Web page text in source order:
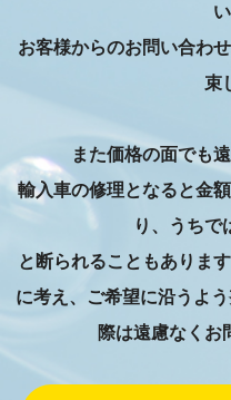
お客様からのお問い合わ
束
また価格の面でも
輸入車の修理となると金
り、うちで
と断られることもありま
に考え、ご希望に沿うよ
際は遠慮なくお